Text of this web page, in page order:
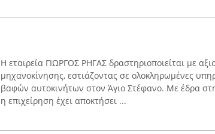
Η εταιρεία ΓΙΩΡΓΟΣ ΡΗΓΑΣ δραστηριοποιείται με
μηχανοκίνησης, εστιάζοντας σε ολοκληρωμένες
βαφών αυτοκινήτων στον Άγιο Στέφανο. Με έδρα
η επιχείρηση έχει αποκτήσει ...